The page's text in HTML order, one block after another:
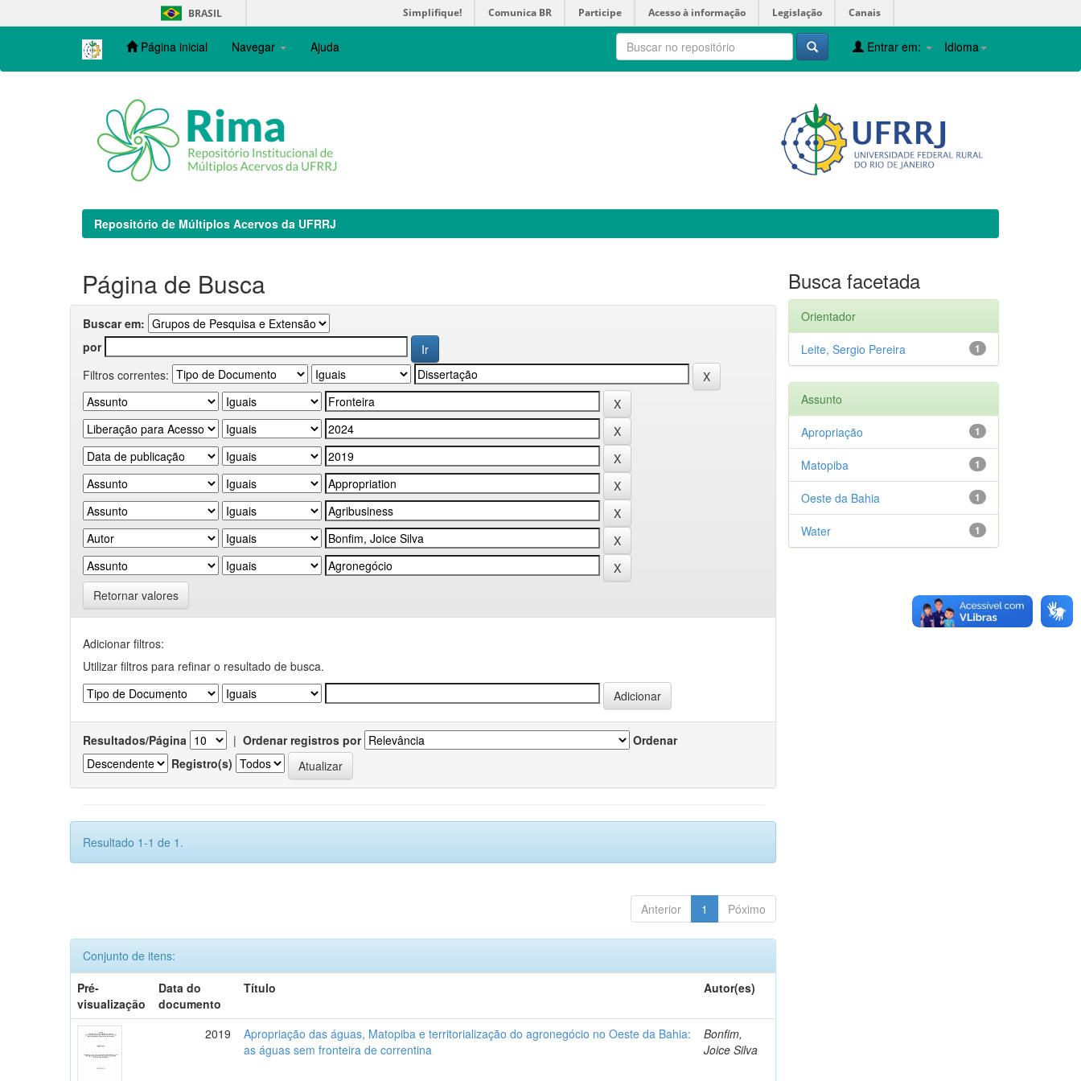
navigation
BRASIL Simplifique! Comunica BR Participe Acesso à informação Legislação Canais
Página inicial Navegar Ajuda Idioma
Entrar em:
Repositório de Múltiplos Acervos da UFRRJ
Página de Busca
Buscar em:
por
Filtros correntes:
Retornar valores
Adicionar filtros:
Utilizar filtros para refinar o resultado de busca.
Resultados/Página | Ordenar registros por
Ordenar
Registro(s)
Resultado 1-1 de 1.
Anterior 1 Póximo
Conjunto de itens:
Pré-
visualização
Data do
documento
Título Autor(es)
2019
Apropriação das águas, Matopiba e territorialização do agronegócio no Oeste da Bahia:
as águas sem fronteira de correntina
Bonfim,
Joice Silva
Busca facetada
Orientador
1
Leite, Sergio Pereira
Assunto
1
Apropriação
1
Matopiba
1
Oeste da Bahia
1
Water